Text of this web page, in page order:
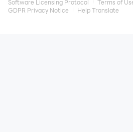
Software Licensing Protocol Terms of
GDPR Privacy Notice
Help Translate